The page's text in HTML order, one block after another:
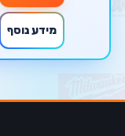
מידע נוסף